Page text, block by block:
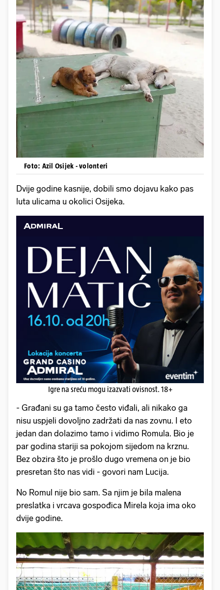
Foto: Azil Osijek - volonteri
Dvije godine kasnije, dobili smo dojavu kako pas
luta ulicama u okolici Osijeka.
Igre na sreću mogu izazvati ovisnost. 18+
- Građani su ga tamo često viđali, ali nikako ga
nisu uspjeli dovoljno zadržati da nas zovnu. I eto
jedan dan dolazimo tamo i vidimo Romula. Bio je
par godina stariji sa pokojom sijedom na krznu.
Bez obzira što je prošlo dugo vremena on je bio
presretan što nas vidi - govori nam Lucija.
No Romul nije bio sam. Sa njim je bila malena
preslatka i vrcava gospođica Mirela koja ima oko
dvije godine.